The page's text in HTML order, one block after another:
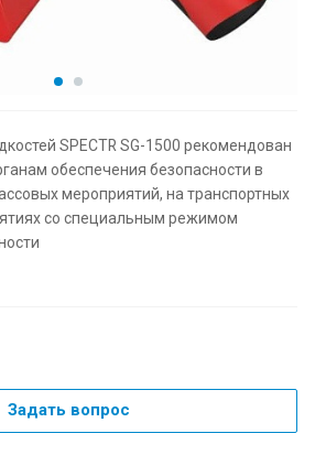
SPECTR SG-1500 рекомендован
обеспечения безопасности в
мероприятий, на транспортных
со специальным режимом
Задать вопрос